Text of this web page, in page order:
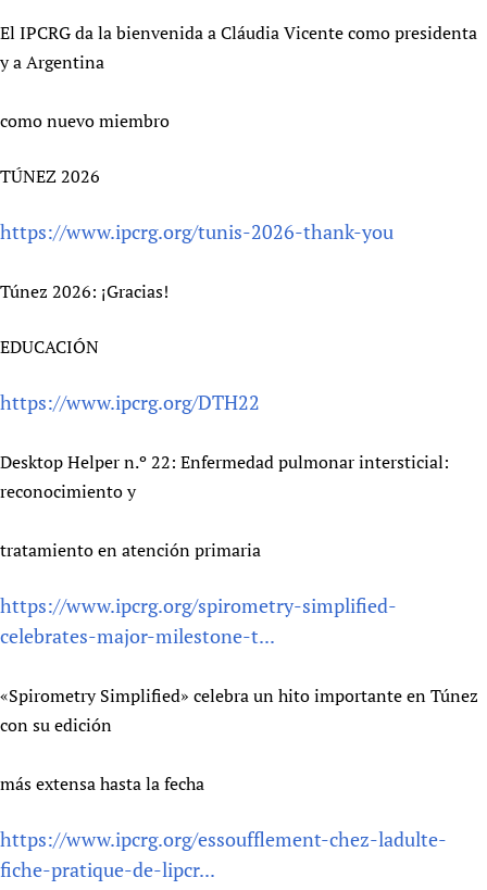
Newborn Care
El IPCRG da la bienvenida a Cláudia Vicente como presidenta
y a Argentina
como nuevo miembro
TÚNEZ 2026
https://www.ipcrg.org/tunis-2026-thank-you
Túnez 2026: ¡Gracias!
EDUCACIÓN
https://www.ipcrg.org/DTH22
Desktop Helper n.º 22: Enfermedad pulmonar intersticial:
reconocimiento y
tratamiento en atención primaria
https://www.ipcrg.org/spirometry-simplified-
celebrates-major-milestone-t...
«Spirometry Simplified» celebra un hito importante en Túnez
con su edición
más extensa hasta la fecha
https://www.ipcrg.org/essoufflement-chez-ladulte-
fiche-pratique-de-lipcr...